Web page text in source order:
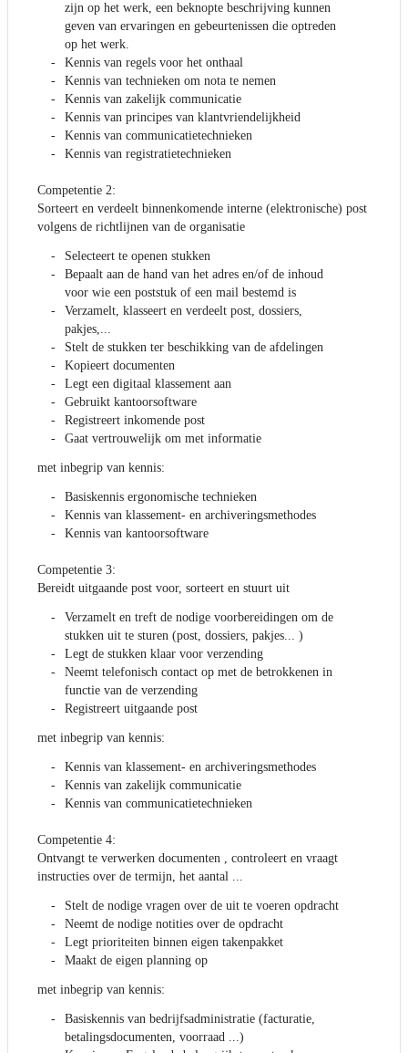
zijn op het werk, een beknopte beschrijving kunnen
geven van ervaringen en gebeurtenissen die optreden
op het werk.
Kennis van regels voor het onthaal
Kennis van technieken om nota te nemen
Kennis van zakelijk communicatie
Kennis van principes van klantvriendelijkheid
Kennis van communicatietechnieken
Kennis van registratietechnieken
Competentie 2:
Sorteert en verdeelt binnenkomende interne (elektronische) post
volgens de richtlijnen van de organisatie
Selecteert te openen stukken
Bepaalt aan de hand van het adres en/of de inhoud
voor wie een poststuk of een mail bestemd is
Verzamelt, klasseert en verdeelt post, dossiers,
pakjes,...
Stelt de stukken ter beschikking van de afdelingen
Kopieert documenten
Legt een digitaal klassement aan
Gebruikt kantoorsoftware
Registreert inkomende post
Gaat vertrouwelijk om met informatie
met inbegrip van kennis:
Basiskennis ergonomische technieken
Kennis van klassement- en archiveringsmethodes
Kennis van kantoorsoftware
Competentie 3:
Bereidt uitgaande post voor, sorteert en stuurt uit
Verzamelt en treft de nodige voorbereidingen om de
stukken uit te sturen (post, dossiers, pakjes... )
Legt de stukken klaar voor verzending
Neemt telefonisch contact op met de betrokkenen in
functie van de verzending
Registreert uitgaande post
met inbegrip van kennis:
Kennis van klassement- en archiveringsmethodes
Kennis van zakelijk communicatie
Kennis van communicatietechnieken
Competentie 4:
Ontvangt te verwerken documenten , controleert en vraagt
instructies over de termijn, het aantal ...
Stelt de nodige vragen over de uit te voeren opdracht
Neemt de nodige notities over de opdracht
Legt prioriteiten binnen eigen takenpakket
Maakt de eigen planning op
met inbegrip van kennis:
Basiskennis van bedrijfsadministratie (facturatie,
betalingsdocumenten, voorraad ...)